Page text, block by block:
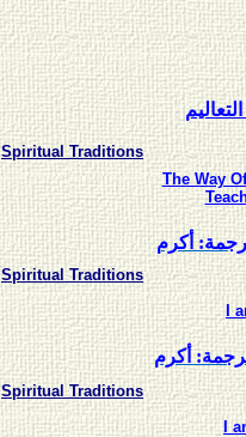
Spiritual Traditions
The Way
Spiritual Traditions
أكرم
I
Spiritual Traditions
أكرم
I